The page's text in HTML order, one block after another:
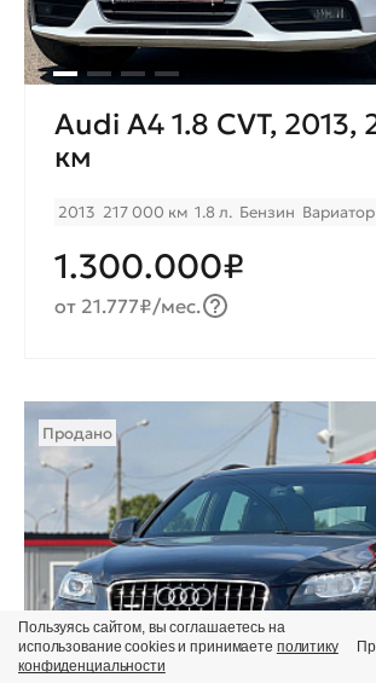
Audi A4 1.8 CVT, 2013,
км
2013 217 000 км 1.8 л. Бензин Вариатор
1.300.000₽
от 21.777₽/мес.
Продано
Пользуясь сайтом, вы соглашаетесь на
использование cookies и принимаете политику
конфиденциальности